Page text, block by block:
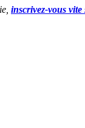
inscrivez-vous